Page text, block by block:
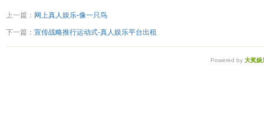
上一篇： 网上真人娱乐-像一只鸟
下一篇： 宣传战略推行运动式-真人娱乐平台出租
Powered by 大奖娱